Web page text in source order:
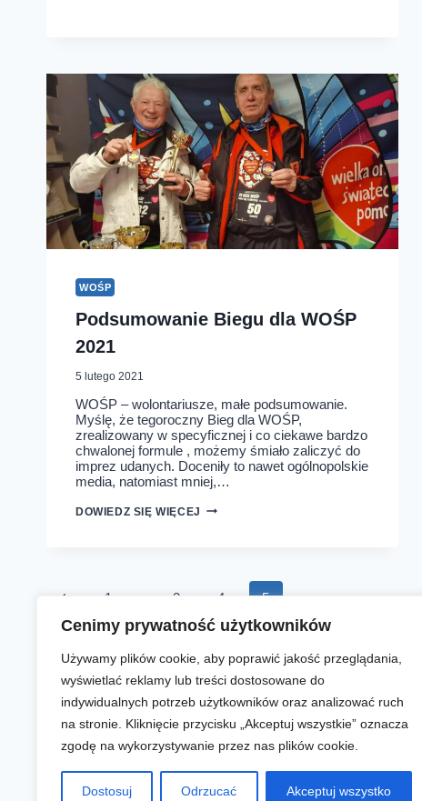
Cenimy prywatność użytkowników
Używamy plików cookie, aby poprawić jakość przeglądania,
wyświetlać reklamy lub treści dostosowane do
indywidualnych potrzeb użytkowników oraz analizować ruch
na stronie. Kliknięcie przycisku „Akceptuj wszystkie” oznacza
zgodę na wykorzystywanie przez nas plików cookie.
Dostosuj Odrzucać Akceptuj wszystko
WOŚP
Podsumowanie Biegu dla WOŚP
2021
5 lutego 2021
WOŚP – wolontariusze, małe podsumowanie.
Myślę, że tegoroczny Bieg dla WOŚP,
zrealizowany w specyficznej i co ciekawe bardzo
chwalonej formule , możemy śmiało zaliczyć do
imprez udanych. Doceniły to nawet ogólnopolskie
media, natomiast mniej,…
DOWIEDZ SIĘ WIĘCEJ PODSUMOWANIE
Nawigacja
strony
Poprzednia
strona
1 3 4 5
Aktualności Zapisy online Biegi O nas